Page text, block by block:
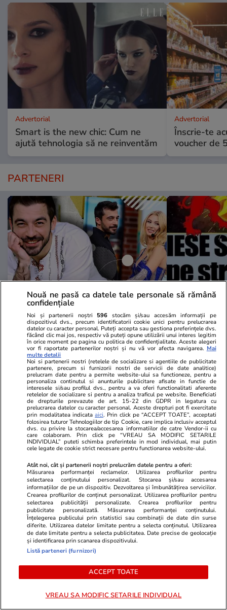
Advertorial
Smart is the new chic: Cum ne
ajută tehnologia să ne reinventăm
Advertorial
Înscrie-te
voucher de
PARTENERI
Wowbiz.ro
Petrișor Ruge, mesaj emoționant
după despărțirea profesională de
Andreea Bălan. Ce le-a transmis
fanilor
Redactia.ro
Horoscop 3
a
puternice
te așteaptă
începi
POLITIC
Politică 02 aug.
Primele nume pentru un
premier tehnocrat au fost deja
avansate în negocierile politice.
Varianta respinsă categoric de
Nicușor Dan
Politică 01 aug.
Cristian Tudor Popescu: „Nici
măcar o Românie ajunsă
gubernie rusească nu i-ar
blochează PNRR
Nouă ne pasă ca datele tale personale să rămână
confidențiale
Noi și partenerii noștri 596 stocăm și/sau accesăm informații pe
dispozitivul dvs., precum identificatorii cookie unici pentru prelucrarea
datelor cu caracter personal. Puteți accepta sau gestiona preferințele dvs.
făcând clic mai jos, respectiv vă puteți opune utilizării unui interes legitim
în orice moment pe pagina cu politica de confidențialitate. Aceste alegeri
vor fi raportate partenerilor noștri și nu vă vor afecta navigarea. Mai
multe detalii
Noi si partenerii nostri (retelele de socializare si agentiile de publicitate
partenere, precum si furnizorii nostri de servicii de date analitice)
prelucram date pentru a permite website-ului sa functioneze, pentru a
personaliza continutul si anunturile publicitare afisate in functie de
interesele si/sau profilul dvs., pentru a va oferi functionalitati aferente
retelelor de socializare si pentru a analiza traficul pe website. Beneficiati
de drepturile prevazute de art. 15-22 din GDPR in legatura cu
prelucrarea datelor cu caracter personal. Aceste drepturi pot fi exercitate
prin modalitatea indicataaici. Prin click pe “ACCEPT TOATE”, acceptati
folosirea tuturor Tehnologiilor de tip Cookie, care implica inclusiv acceptul
dvs. cu privire la stocarea/accesarea informatiilor de catre Vendor-ii cu
care colaboram. Prin click pe “VREAU SA MODIFIC SETARILE
INDIVIDUAL” puteti schimba preferintele in mod individual, mai putin
cele legate de cookie strict necesare pentru functionarea website-ului.
Atât noi, cât și partenerii noștri prelucrăm datele pentru a oferi:
Măsurarea performanței reclamelor. Utilizarea profilurilor pentru
selectarea conținutului personalizat. Stocarea și/sau accesarea
informațiilor de pe un dispozitiv. Dezvoltarea și îmbunătățirea serviciilor.
Crearea profilurilor de conținut personalizat. Utilizarea profilurilor pentru
selectarea publicității personalizate. Crearea profilurilor pentru
publicitate personalizată. Măsurarea performanței conținutului.
Înțelegerea publicului prin statistici sau combinații de date din surse
diferite. Utilizarea datelor limitate pentru a selecta conținutul. Utilizarea
de date limitate pentru a selecta publicitatea. Date precise de geolocație
și identificarea prin scanarea dispozitivului.
Listă parteneri (furnizori)
ACCEPT TOATE
VREAU SA MODIFIC SETARILE INDIVIDUAL